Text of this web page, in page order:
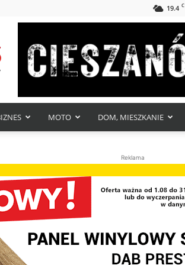
19.4 C
MOTO DOM, MIESZKANIE
Reklama